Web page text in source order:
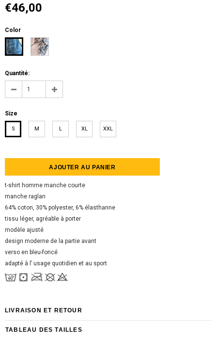
€46,00
Color
Quantité:
Size
S M L XL XXL
t-shirt homme manche courte
manche raglan
64% coton, 30% polyester, 6% élasthanne
tissu léger, agréable à porter
modèle ajusté
design moderne de la partie avant
verso en bleu-foncé
adapté à l’ usage quotidien et au sport
LIVRAISON ET RETOUR
TABLEAU DES TAILLES